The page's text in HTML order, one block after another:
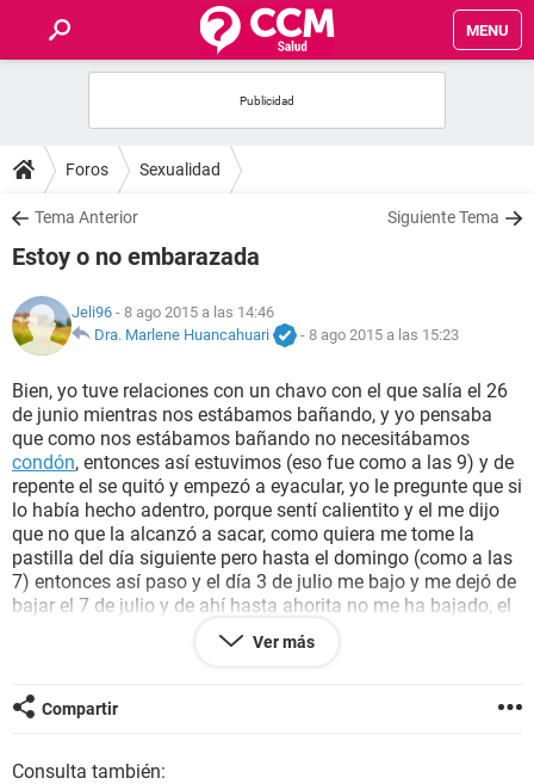
MENU
FOROS
SALUD
FAMILIA
NUTRICIÓN
BIENESTAR
SEXUALIDAD
GLOSARIO
Foros Sexualidad
Tema Anterior Siguiente Tema
Estoy o no embarazada
Jeli96 - 8 ago 2015 a las 14:46
Dra. Marlene Huancahuari
- 8 ago 2015 a las 15:23
Bien, yo tuve relaciones con un chavo con el que salía el 26
de junio mientras nos estábamos bañando, y yo pensaba
que como nos estábamos bañando no necesitábamos
condón, entonces así estuvimos (eso fue como a las 9) y de
repente el se quitó y empezó a eyacular, yo le pregunte que si
lo había hecho adentro, porque sentí calientito y el me dijo
que no que la alcanzó a sacar, como quiera me tome la
pastilla del día siguiente pero hasta el domingo (como a las
7) entonces así paso y el día 3 de julio me bajo y me dejó de
bajar el 7 de julio y de ahí hasta ahorita no me ha bajado, el
me dijo que me tomara un té de orégano para estimular mi
periodo pero nada más me lo tome 2 noches y siento como
aún no me llega mi periodo ni nada.. Que hago?
Ver más
Compartir
Consulta también: